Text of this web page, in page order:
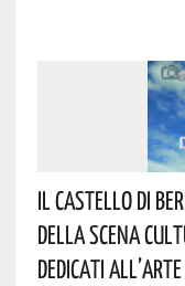
Il Castello Di
Della Scena
Dedicati All’arte